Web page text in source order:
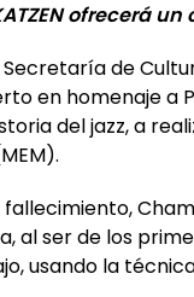
ofrecerá
de
en homenaje a
del jazz, a
fallecimiento,
al ser de los
usando la